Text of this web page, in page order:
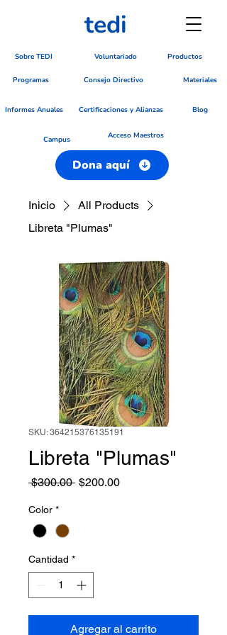
Sobre TEDI
tedi
Voluntariado Productos
Consejo Directivo
Programas Materiales
Dona aquí
Informes Anuales Certificaciones y Alianzas Blog
Campus Acceso Maestros
Inicio
All Products
Libreta "Plumas"
SKU: 364215376135191
Libreta "Plumas"
$300.00 Precio
$200.00Precio de oferta
Color *
Cantidad *
Agregar al carrito